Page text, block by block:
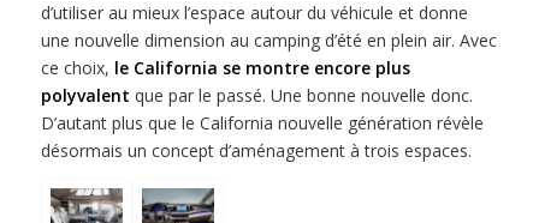
d’utiliser au mieux l’espace autour du véhicule et donne
une nouvelle dimension au camping d’été en plein air. Avec
ce choix, le California se montre encore plus
polyvalent que par le passé. Une bonne nouvelle donc.
D’autant plus que le California nouvelle génération révèle
désormais un concept d’aménagement à trois espaces.